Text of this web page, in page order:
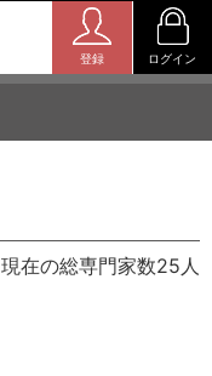
登録 ログイン
現在の総専門家数25人